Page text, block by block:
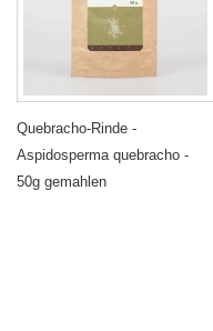
Quebracho-Rinde -
Aspidosperma quebracho -
50g gemahlen